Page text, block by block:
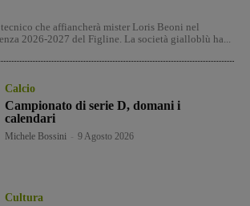
che affiancherà mister Loris Beoni nel
2026-2027 del Figline. La società gialloblù ha...
Calcio
Campionato di serie D, domani i
calendari
Michele Bossini 9 Agosto 2026
Cultura